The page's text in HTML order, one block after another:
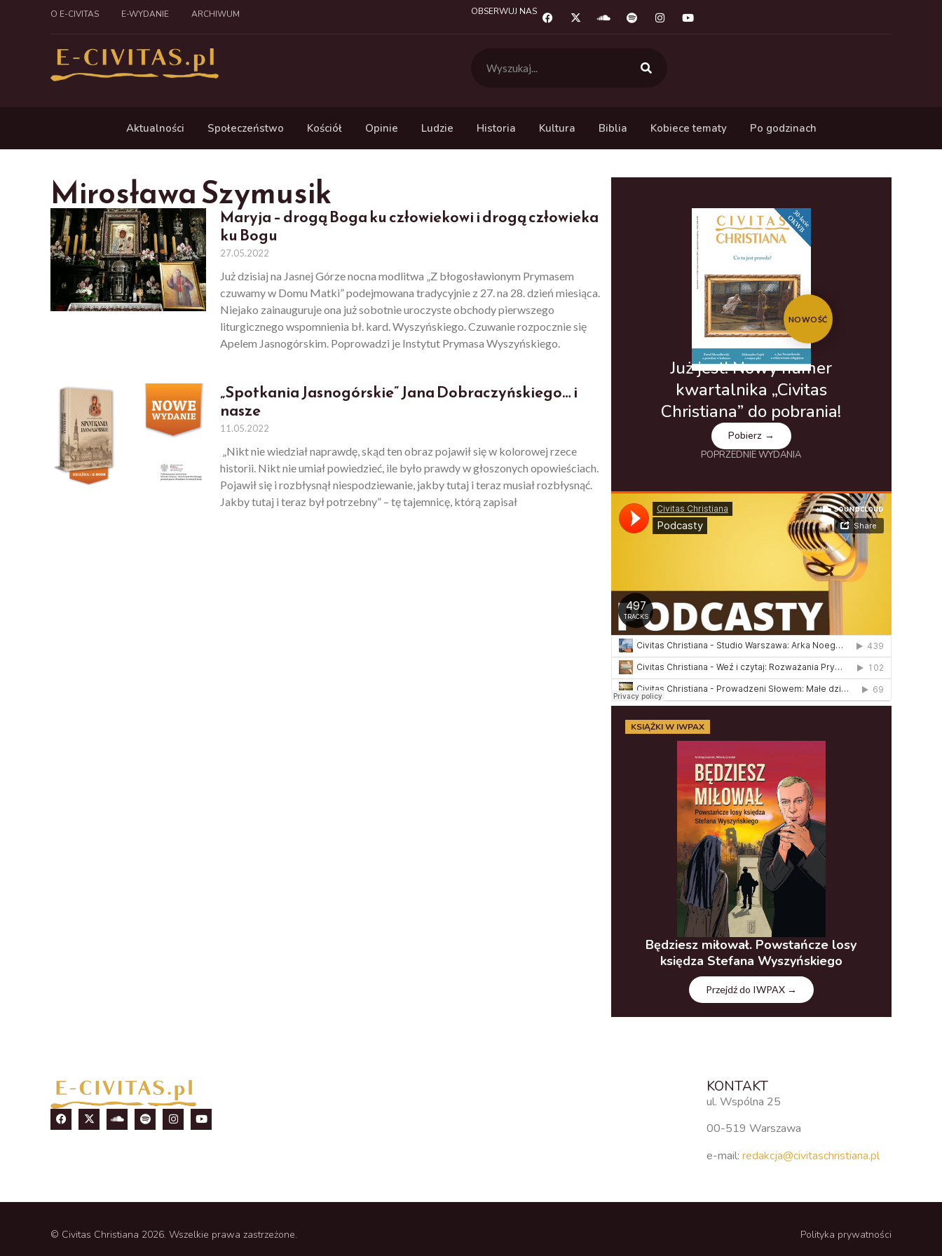
O E-CIVITAS E-WYDANIE ARCHIWUM OBSERWUJ NAS
Aktualności Społeczeństwo Kościół Opinie Ludzie Historia Kultura Biblia Kobiece tematy Po godzinach
Mirosława Szymusik
Maryja – drogą Boga ku człowiekowi i drogą człowieka
ku Bogu
27.05.2022
Już dzisiaj na Jasnej Górze nocna modlitwa „Z błogosławionym Prymasem
czuwamy w Domu Matki” podejmowana tradycyjnie z 27. na 28. dzień miesiąca.
Niejako zainauguruje ona już sobotnie uroczyste obchody pierwszego
liturgicznego wspomnienia bł. kard. Wyszyńskiego. Czuwanie rozpocznie się
Apelem Jasnogórskim. Poprowadzi je Instytut Prymasa Wyszyńskiego.
„Spotkania Jasnogórskie” Jana Dobraczyńskiego… i
nasze
11.05.2022
„Nikt nie wiedział naprawdę, skąd ten obraz pojawił się w kolorowej rzece
historii. Nikt nie umiał powiedzieć, ile było prawdy w głoszonych opowieściach.
Pojawił się i rozbłysnął niespodziewanie, jakby tutaj i teraz musiał rozbłysnąć.
Jakby tutaj i teraz był potrzebny” – tę tajemnicę, którą zapisał
NOWOŚĆ
Już jest! Nowy numer
kwartalnika „Civitas
Christiana” do pobrania!
Pobierz →
POPRZEDNIE WYDANIA
KSIĄŻKI W IWPAX
Będziesz miłował. Powstańcze losy
księdza Stefana Wyszyńskiego
Przejdź do IWPAX →
KONTAKT
ul. Wspólna 25
00-519 Warszawa
e-mail: redakcja@civitaschristiana.pl
© Civitas Christiana 2026. Wszelkie prawa zastrzeżone. Polityka prywatności